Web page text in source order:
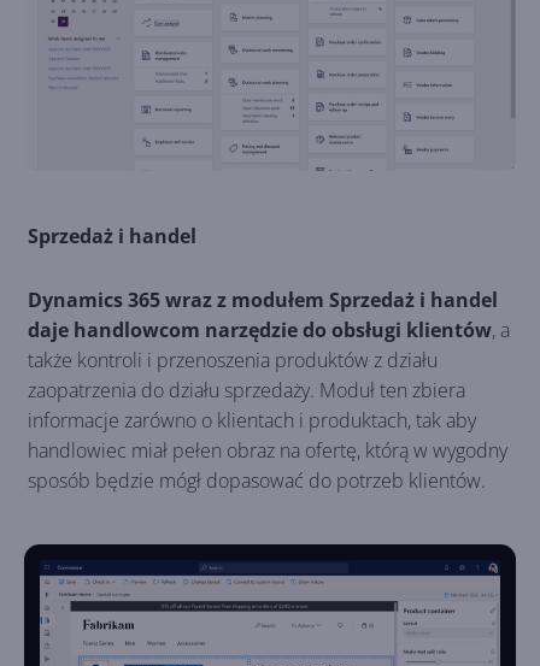
Sprzedaż i handel
Dynamics 365 wraz z modułem Sprzedaż i handel
daje handlowcom narzędzie do obsługi klientów, a
także kontroli i przenoszenia produktów z działu
zaopatrzenia do działu sprzedaży. Moduł ten zbiera
informacje zarówno o klientach i produktach, tak aby
handlowiec miał pełen obraz na ofertę, którą w wygodny
sposób będzie mógł dopasować do potrzeb klientów.